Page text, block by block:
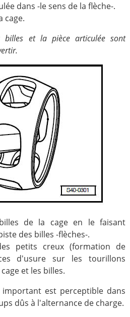
dans -le sens de la flèche-.
cage.
et la pièce articulée sont
de la cage en le faisant
des billes -flèches-.
petits creux (formation de
d'usure sur les tourillons
et les billes.
est perceptible dans
dûs à l'alternance de charge.